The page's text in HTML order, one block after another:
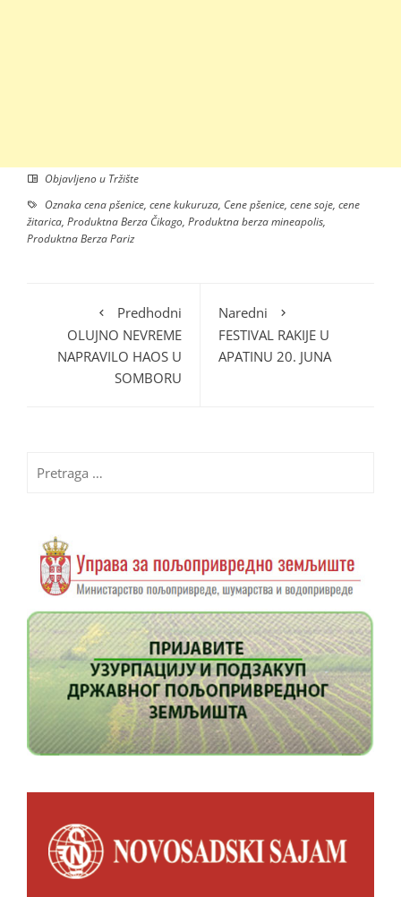
Objavljeno u Tržište
Oznakacena pšenice, cene kukuruza, Cene pšenice, cene soje, cene
žitarica, Produktna Berza Čikago, Produktna berza mineapolis,
Produktna Berza Pariz
Predhodni
OLUJNO NEVREME
NAPRAVILO HAOS U
SOMBORU
Naredni
FESTIVAL RAKIJE U
APATINU 20. JUNA
za: